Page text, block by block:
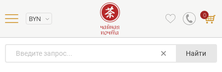
BYN 0
Найти